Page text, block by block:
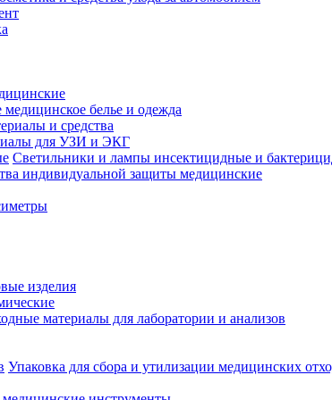
медицинское белье и одежда
и средства
для УЗИ и ЭКГ
Светильники и лампы инсектицидные и
индивидуальной защиты медицинские
изделия
материалы для лаборатории и анализов
Упаковка для сбора и утилизации медицинских